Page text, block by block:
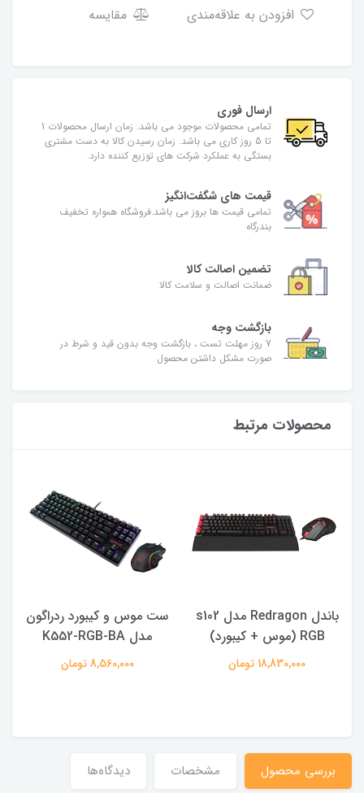
مقایسه
ارسال فوری
تمامی محصولات موجود می باشد. زمان ارسال محصولات 1
تا 5 روز کاری می باشد. زمان رسیدن کالا به دست مشتری
بستگی به عملکرد شرکت های توزیع کننده دارد.
قیمت های شگفت‌انگیز
تمامی قیمت ها بروز می باشد.فروشگاه همواره تخفیف
بندرگاه
تضمین اصالت کالا
ضمانت اصالت و سلامت کالا
بازگشت وجه
7 روز مهلت تست ، بازگشت وجه بدون قید و شرط در
صورت مشکل داشتن محصول
محصولات مرتبط
باندل Redragon مدل s102
RGB (موس + كيبورد)
18,830,000 تومان
ست موس و كيبورد ردراگون
مدل K552-RGB-BA
8,560,000 تومان
بررسی محصول مشخصات دیدگاه‌ها